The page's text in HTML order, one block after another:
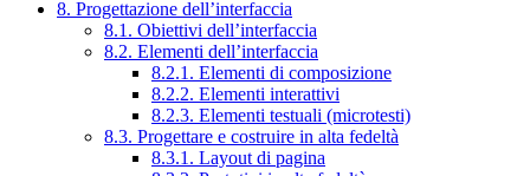
8. Progettazione dell’interfaccia
8.1. Obiettivi dell’interfaccia
8.2. Elementi dell’interfaccia
8.2.1. Elementi di composizione
8.2.2. Elementi interattivi
8.2.3. Elementi testuali (microtesti)
8.3. Progettare e costruire in alta fedeltà
8.3.1. Layout di pagina